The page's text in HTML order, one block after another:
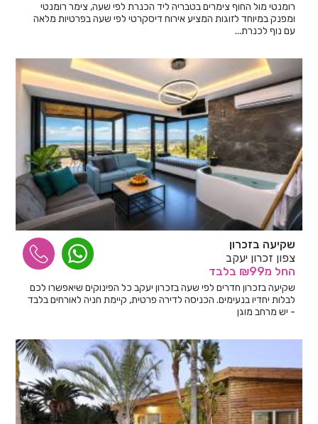
רומנטי מול החוף צימרים בטבריה ליד הכנרת לפי שעה, צימר רומנטי
ומפנק במיוחד לזוגות המציע אירוח דיסקרטי לפי שעה בפרטיות מלאה
עם נוף לכנרת...
שקיעה בזכרון
צפון זכרון יעקב
החל מ₪99 בלבד
שקיעה בזכרון חדרים לפי שעה בזכרון יעקב כל הפינוקים שיאפשרו לכם
לבלות יחדיו בנעימים. הכניסה לדירה פרטית, קיימת חניה לאורחים בלבד
- יש מרחב מוגן